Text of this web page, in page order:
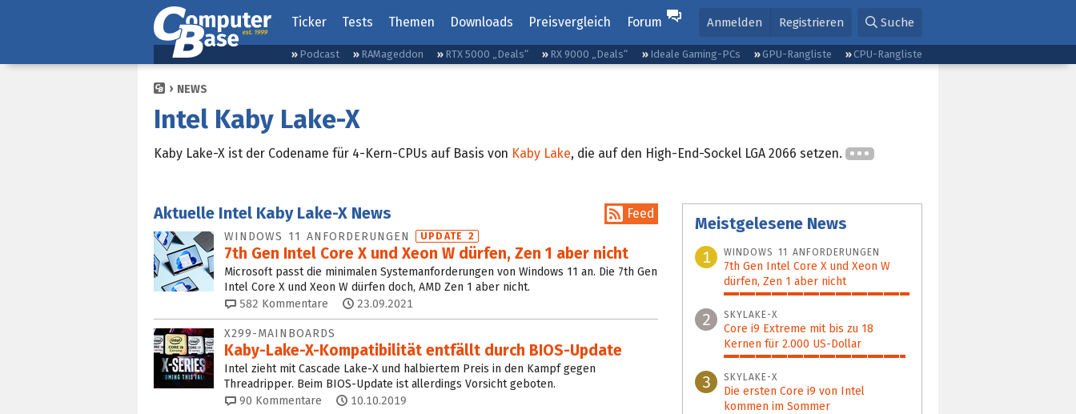
Ticker Tests Themen Downloads Preisvergleich Forum Anmelden Registrieren Suche
Podcast RAMageddon RTX 5000 „Deals“ RX 9000 „Deals“ Ideale Gaming-PCs GPU-Rangliste CPU-Rangliste
NEWS
Intel Kaby Lake-X
Kaby Lake-X ist der Codename für 4-Kern-CPUs auf Basis von Kaby Lake, die auf den High-End-Sockel LGA 2066 setzen.
Aktuelle Intel Kaby Lake-X News Feed
WINDOWS 11 ANFORDERUNGEN UPDATE 2
7th Gen Intel Core X und Xeon W dürfen, Zen 1 aber nicht
Microsoft passt die minimalen Systemanforderungen von Windows 11 an. Die 7th Gen
Intel Core X und Xeon W dürfen doch, AMD Zen 1 aber nicht.
582 Kommentare 23.09.2021
X299-MAINBOARDS
Kaby-Lake-X-Kompatibilität entfällt durch BIOS-Update
Intel zieht mit Cascade Lake-X und halbiertem Preis in den Kampf gegen
Threadripper. Beim BIOS-Update ist allerdings Vorsicht geboten.
90 Kommentare 10.10.2019
Meistgelesene News
1
WINDOWS 11 ANFORDERUNGEN
7th Gen Intel Core X und Xeon W
dürfen, Zen 1 aber nicht
100%
2 SKYLAKE-X
Core i9 Extreme mit bis zu 18
Kernen für 2.000 US-Dollar
98%
3 SKYLAKE-X
Die ersten Core i9 von Intel
kommen im Sommer